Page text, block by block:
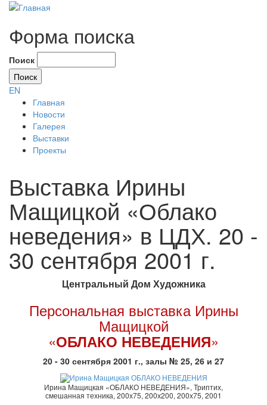
Форма поиска
Поиск
EN
Главная
Новости
Галерея
Выставки
Проекты
Выставка Ирины
Мащицкой «Облако
неведения» в ЦДХ. 20 -
30 сентября 2001 г.
Центральный Дом Художника
Персональная выставка Ирины
Мащицкой
«ОБЛАКО НЕВЕДЕНИЯ»
20 - 30 сентября 2001 г., залы № 25, 26 и 27
Ирина Мащицкая «ОБЛАКО НЕВЕДЕНИЯ», Триптих,
смешанная техника, 200х75, 200х200, 200х75, 2001